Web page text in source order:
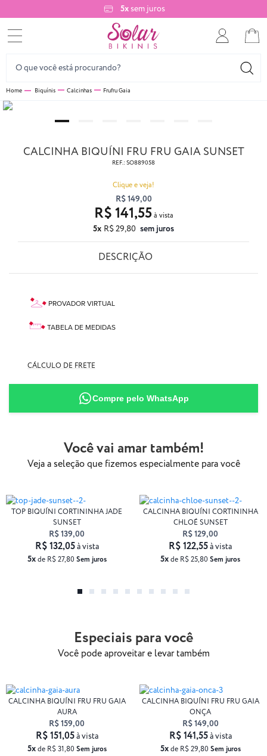
5xsem juros
Biquínis Calcinhas Frufru Gaia
CALCINHA BIQUÍNI FRU FRU GAIA SUNSET
REF.: SO889058
Clique e veja!
R$ 149,00
5x R$ 29,80 sem juros
R$ 141,55
DESCRIÇÃO
90% Poliamida
10% Elastano
PROVADOR VIRTUAL
TABELA DE MEDIDAS
CÁLCULO DE FRETE
Compre pelo WhatsApp
Você vai amar também!
Veja a seleção que fizemos especialmente para você
TOP BIQUÍNI CORTININHA JADE
SUNSET
R$ 139,00
5xde R$ 27,80 Sem juros
R$ 132,05à vista
CALCINHA BIQUÍNI CORTININHA
CHLOÉ SUNSET
R$ 129,00
5xde R$ 25,80 Sem juros
R$ 122,55à vista
Especiais para você
Você pode aproveitar e levar também
CALCINHA BIQUÍNI FRU FRU GAIA
AURA
R$ 159,00
5xde R$ 31,80 Sem juros
R$ 151,05à vista
CALCINHA BIQUÍNI FRU FRU GAIA
ONÇA
R$ 149,00
5xde R$ 29,80 Sem juros
R$ 141,55à vista